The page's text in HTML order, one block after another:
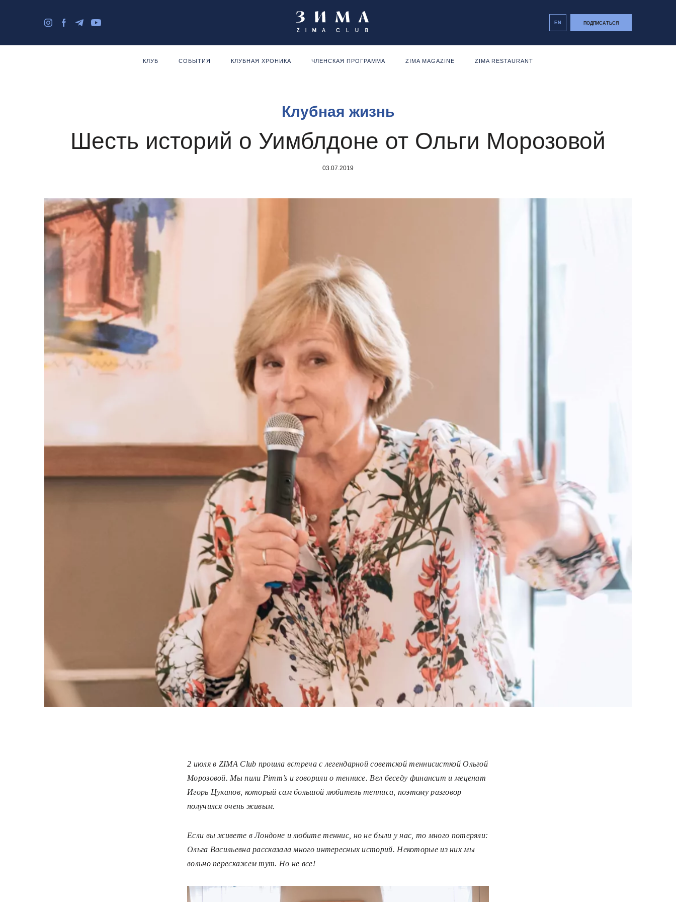
EN ПОДПИСАТЬСЯ
КЛУБ СОБЫТИЯ КЛУБНАЯ ХРОНИКА ЧЛЕНСКАЯ ПРОГРАММА ZIMA MAGAZINE ZIMA RESTAURANT
Клубная жизнь
Шесть историй о Уимблдоне от Ольги Морозовой
03.07.2019
2 июля в ZIMA Club прошла встреча с легендарной советской теннисисткой Ольгой
Морозовой. Мы пили Pimm’s и говорили о теннисе. Вел беседу финансит и меценат
Игорь Цуканов, который сам большой любитель тенниса, поэтому разговор
получился очень живым.
Если вы живете в Лондоне и любите теннис, но не были у нас, то много потеряли:
Ольга Васильевна рассказала много интересных историй. Некоторые из них мы
вольно перескажем тут. Но не все!